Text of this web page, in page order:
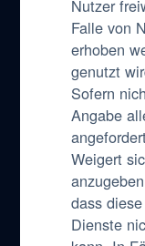
Nutzer
Falle von
erhoben
genutzt
Sofern
Angabe
Weigert
dass
Dienste